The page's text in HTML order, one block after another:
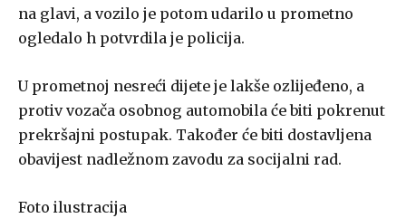
na glavi, a vozilo je potom udarilo u prometno
ogledalo h potvrdila je policija.
U prometnoj nesreći dijete je lakše ozlijeđeno, a
protiv vozača osobnog automobila će biti pokrenut
prekršajni postupak. Također će biti dostavljena
obavijest nadležnom zavodu za socijalni rad.
Foto ilustracija